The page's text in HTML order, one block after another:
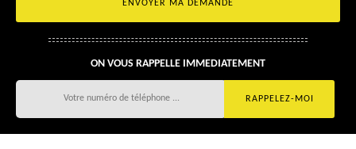
ON VOUS RAPPELLE IMMEDIATEMENT